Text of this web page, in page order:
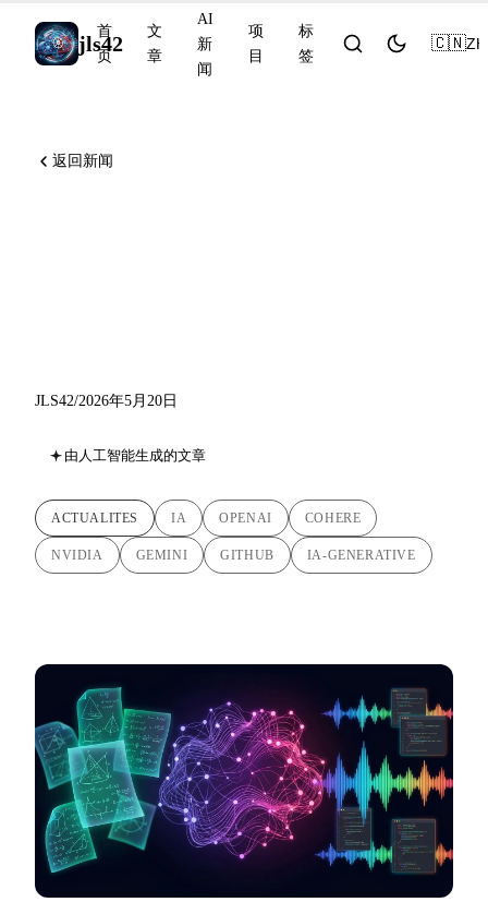
jls42
首
页
文
章
AI
新
闻
项
目
标
签
🇨🇳ZH
返回新闻
JLS42/2026年5月20日
由人工智能生成的文章
ACTUALITES IA OPENAI COHERE
NVIDIA GEMINI GITHUB IA-GENERATIVE